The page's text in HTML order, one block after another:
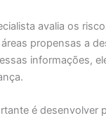
avalia os
propensas a
informações,
é desenvolver